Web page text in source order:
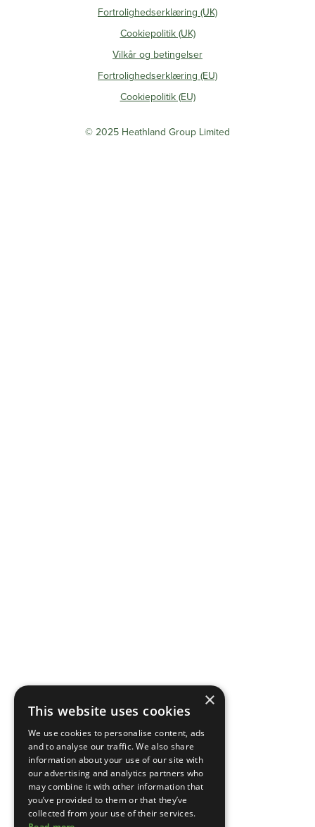
Fortrolighedserklæring (UK)
Cookiepolitik (UK)
Vilkår og betingelser
Fortrolighedserklæring (EU)
Cookiepolitik (EU)
© 2025 Heathland Group Limited
×
This website uses cookies
We use cookies to personalise content, ads
and to analyse our traffic. We also share
information about your use of our site with
our advertising and analytics partners who
may combine it with other information that
you’ve provided to them or that they’ve
collected from your use of their services.